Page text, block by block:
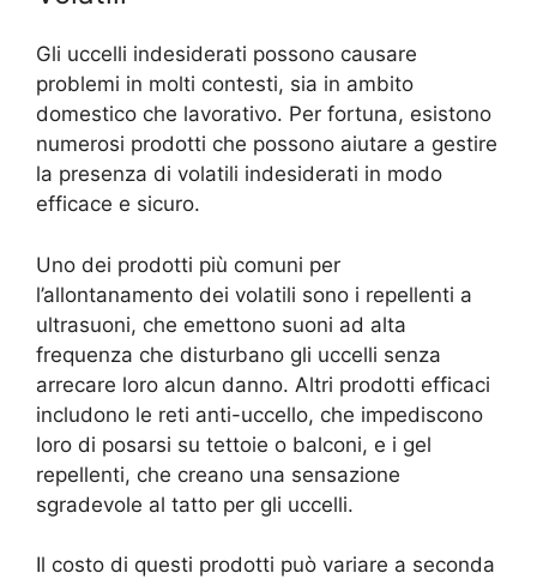
Gli uccelli indesiderati possono causare
problemi in molti contesti, sia in ambito
domestico che lavorativo. Per fortuna, esistono
numerosi prodotti che possono aiutare a gestire
la presenza di volatili indesiderati in modo
efficace e sicuro.
Uno dei prodotti più comuni per
l’allontanamento dei volatili sono i repellenti a
ultrasuoni, che emettono suoni ad alta
frequenza che disturbano gli uccelli senza
arrecare loro alcun danno. Altri prodotti efficaci
includono le reti anti-uccello, che impediscono
loro di posarsi su tettoie o balconi, e i gel
repellenti, che creano una sensazione
sgradevole al tatto per gli uccelli.
Il costo di questi prodotti può variare a seconda